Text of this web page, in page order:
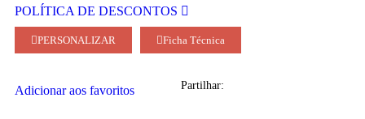
POLÍTICA DE DESCONTOS
PERSONALIZAR Ficha Técnica
Adicionar aos favoritos Partilhar: